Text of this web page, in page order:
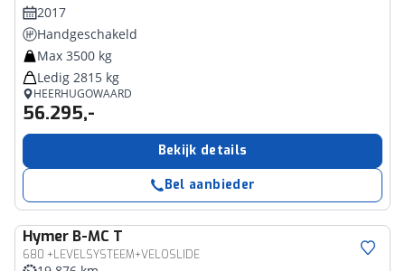
2017
Handgeschakeld
Max 3500 kg
Ledig 2815 kg
HEERHUGOWAARD
56.295,-
Bekijk details
Bel aanbieder
Hymer B-MC T
680 +LEVELSYSTEEM+VELOSLIDE